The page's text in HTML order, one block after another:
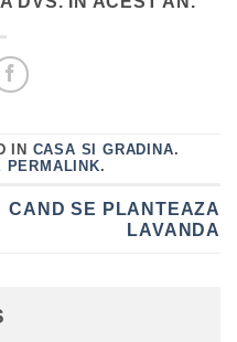
IN CASA SI GRADINA.
PERMALINK.
CAND SE PLANTEAZA
LAVANDA